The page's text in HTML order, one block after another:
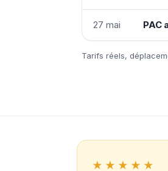
27 mai PAC
Tarifs réels,
★★★★★